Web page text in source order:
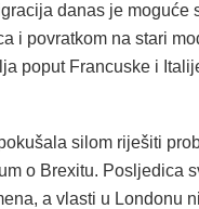
danas je moguće
i povratkom na stari
poput Francuske i
silom riješiti
o Brexitu. Posljedica
a vlasti u Londonu